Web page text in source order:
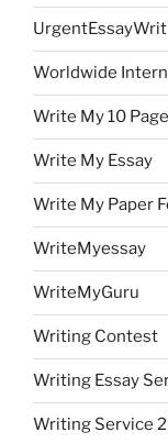
Worldwide
Write My 10
Write My Essay
Write My Paper
WriteMyessay
WriteMyGuru
Writing Contest
Writing Essay
Writing Service